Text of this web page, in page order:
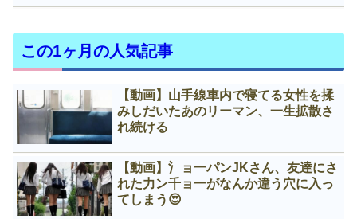
この1ヶ月の人気記事
【動画】山手線車内で寝てる女性を揉
みしだいたあのリーマン、一生拡散さ
れ続ける
【動画】氵ョ一パンJKさん、友達にさ
れた力ン千ョ一がなんか違う穴に入っ
てしまう😍